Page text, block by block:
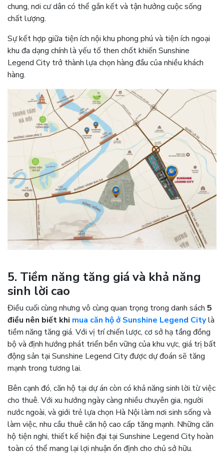
chung, nơi cư dân có thể gắn kết và tận hưởng cuộc sống
chất lượng.
Sự kết hợp giữa tiện ích nội khu phong phú và tiện ích ngoại
khu đa dạng chính là yếu tố then chốt khiến Sunshine
Legend City trở thành lựa chọn hàng đầu của nhiều khách
hàng.
5. Tiềm năng tăng giá và khả năng
sinh lời cao
Điều cuối cùng nhưng vô cùng quan trọng trong danh sách 5
điều nên biết khi mua căn hộ ở Sunshine Legend Citylà
tiềm năng tăng giá. Với vị trí chiến lược, cơ sở hạ tầng đồng
bộ và định hướng phát triển bền vững của khu vực, giá trị bất
động sản tại Sunshine Legend City được dự đoán sẽ tăng
mạnh trong tương lai.
Bên cạnh đó, căn hộ tại dự án còn có khả năng sinh lời từ việc
cho thuê. Với xu hướng ngày càng nhiều chuyên gia, người
nước ngoài, và giới trẻ lựa chọn Hà Nội làm nơi sinh sống và
làm việc, nhu cầu thuê căn hộ cao cấp tăng mạnh. Những căn
hộ tiện nghi, thiết kế hiện đại tại Sunshine Legend City hoàn
toàn có thể mang lại lợi nhuận ổn định cho chủ sở hữu.